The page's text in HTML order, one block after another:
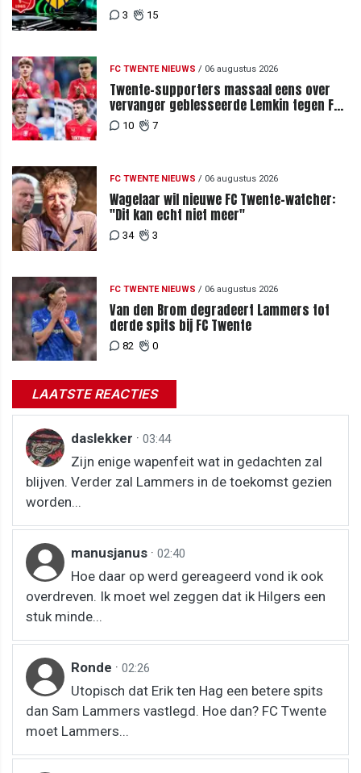
3 15
FC TWENTE NIEUWS / 06 augustus 2026
Twente-supporters massaal eens over
vervanger geblesseerde Lemkin tegen FC
DAC 04
10 7
FC TWENTE NIEUWS / 06 augustus 2026
Wagelaar wil nieuwe FC Twente-watcher:
"Dit kan echt niet meer"
34 3
FC TWENTE NIEUWS / 06 augustus 2026
Van den Brom degradeert Lammers tot
derde spits bij FC Twente
82 0
LAATSTE REACTIES
daslekker · 03:44
Zijn enige wapenfeit wat in gedachten zal
blijven. Verder zal Lammers in de toekomst gezien
worden...
manusjanus · 02:40
Hoe daar op werd gereageerd vond ik ook
overdreven. Ik moet wel zeggen dat ik Hilgers een
stuk minde...
Ronde · 02:26
Utopisch dat Erik ten Hag een betere spits
dan Sam Lammers vastlegd. Hoe dan? FC Twente
moet Lammers...